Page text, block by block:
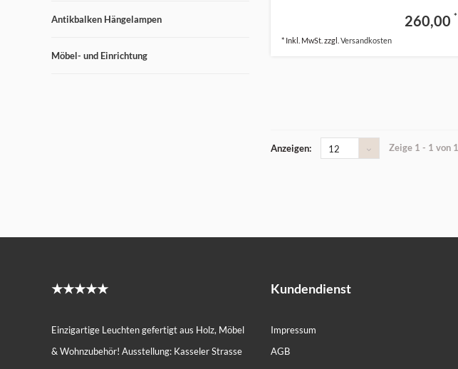
Antikbalken Hängelampen
Möbel- und Einrichtung
260,00 *
* Inkl. MwSt. zzgl. Versandkosten
Anzeigen: 12 Zeige 1 - 1 von 1
★★★★★
Einzigartige Leuchten gefertigt aus Holz, Möbel
& Wohnzubehör! Ausstellung: Kasseler Strasse
Kundendienst
Impressum
AGB